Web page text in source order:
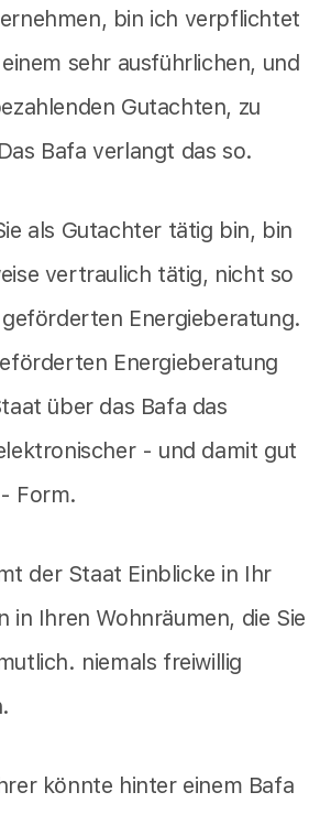
bin ich verpflichtet
sehr ausführlichen, und
Gutachten, zu
Bafa verlangt das so.
als Gutachter tätig bin, bin
vertraulich tätig, nicht so
Energieberatung.
Energieberatung
über das Bafa das
- und damit gut
Form.
der Staat Einblicke in Ihr
in Ihren Wohnräumen, die Sie
niemals freiwillig
könnte hinter einem Bafa